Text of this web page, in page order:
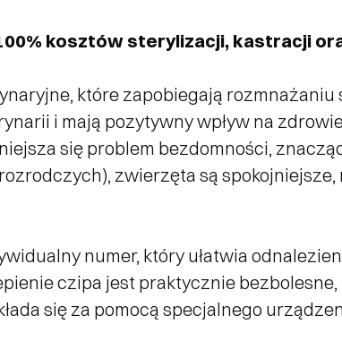
kosztów sterylizacji, kastracji
które zapobiegają rozmnażaniu
i mają pozytywny wpływ na
się problem bezdomności,
zwierzęta są
numer, który ułatwia
czipa jest praktycznie
się za pomocą specjalnego